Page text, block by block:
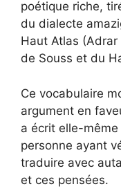
poétique riche,
du dialecte
Haut Atlas
de Souss et du
Ce vocabulaire
argument en
a écrit elle-
personne ayant
traduire avec
et ces pensées.